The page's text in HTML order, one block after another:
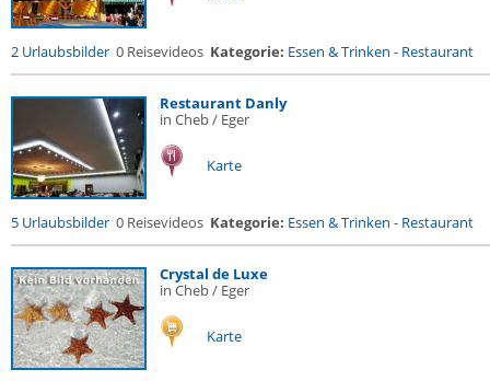
2 Urlaubsbilder 0 Reisevideos Kategorie: Essen & Trinken - Restaurant
Restaurant Danly
in Cheb / Eger
Karte
5 Urlaubsbilder 0 Reisevideos Kategorie: Essen & Trinken - Restaurant
Crystal de Luxe
in Cheb / Eger
Karte